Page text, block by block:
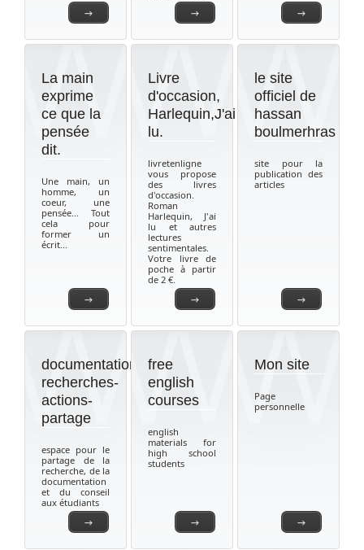
→ →
→
→
La main
exprime
ce que la
pensée
dit.
Une main, un
homme, un
coeur, une
pensée... Tout
cela pour
former un
écrit...
→
Livre
d'occasion,
Harlequin,J'ai
lu.
livretenligne
vous propose
des livres
d'occasion.
Roman
Harlequin, J'ai
lu et autres
lectures
sentimentales.
Votre livre de
poche à partir
de 2 €.
→
le site
officiel de
hassan
boulmerhras
site pour la
publication des
articles
→
documentations-
recherches-
actions-
partage
espace pour le
partage de la
recherche, de la
documentation
et du conseil
aux étudiants
→
free
english
courses
english
materials for
high school
students
→
Mon site
Page
personnelle